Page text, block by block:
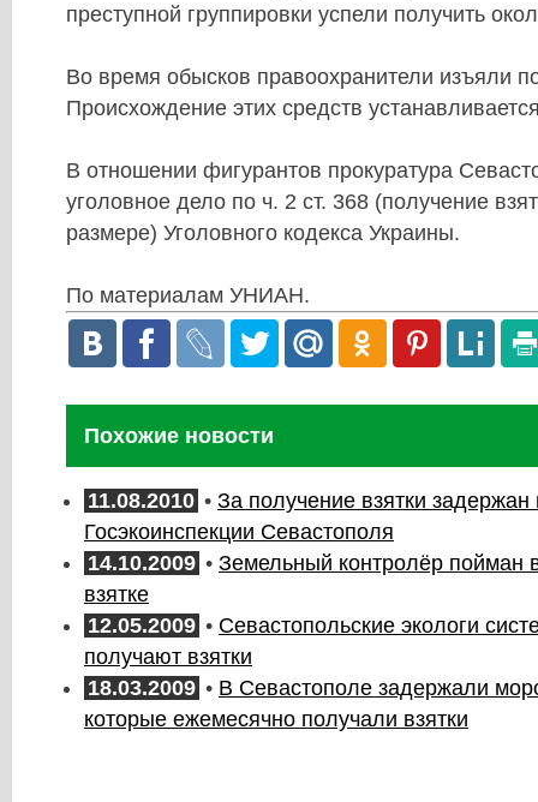
преступной группировки успели получить
Во время обысков правоохранители изъяли
Происхождение этих средств
В отношении фигурантов прокуратура
уголовное дело по ч. 2 ст. 368 (получение
размере) Уголовного кодекса Украины.
По материалам УНИАН.
Похожие новости
11.08.2010 • За получение взятки задержан
Госэкоинспекции Севастополя
14.10.2009 • Земельный контролёр пойман
взятке
12.05.2009 • Севастопольские экологи
получают взятки
18.03.2009 • В Севастополе задержали
которые ежемесячно получали взятки